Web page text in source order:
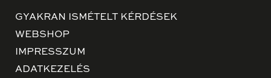
GYAKRAN ISMÉTELT KÉRDÉSEK
WEBSHOP
IMPRESSZUM
ADATKEZELÉS